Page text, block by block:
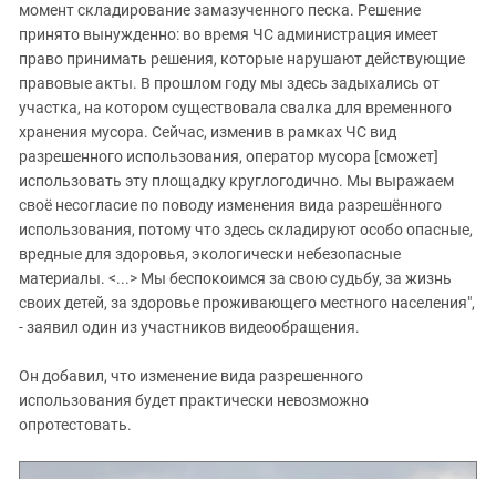
момент складирование замазученного песка. Решение
принято вынужденно: во время ЧС администрация имеет
право принимать решения, которые нарушают действующие
правовые акты. В прошлом году мы здесь задыхались от
участка, на котором существовала свалка для временного
хранения мусора. Сейчас, изменив в рамках ЧС вид
разрешенного использования, оператор мусора [сможет]
использовать эту площадку круглогодично. Мы выражаем
своё несогласие по поводу изменения вида разрешённого
использования, потому что здесь складируют особо опасные,
вредные для здоровья, экологически небезопасные
материалы. <...> Мы беспокоимся за свою судьбу, за жизнь
своих детей, за здоровье проживающего местного населения",
- заявил один из участников видеообращения.
Он добавил, что изменение вида разрешенного
использования будет практически невозможно
опротестовать.